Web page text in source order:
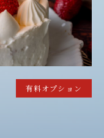
有料オプション